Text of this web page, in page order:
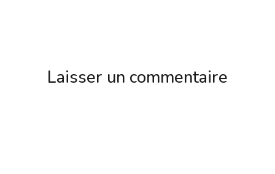
Laisser un commentaire